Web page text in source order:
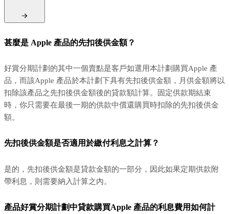
甚麼是 Apple 產品的先扣後供金額？
好賞分期計劃的其中一個賣點是客戶如選用本計劃購買Apple 產
品，而該Apple 產品於本計劃下具有先扣後供金額，月供金額將以
扣除該產品之先扣後供金額後的貸款額計算。固定供款期結束
時，你只需要在最後一期的供款中償還購買時扣除的先扣後供金
額。
先扣後供金額是否適用於繳付利息之計算？
是的，先扣後供金額是貸款金額的一部分，因此如果定期供款附
帶利息，則需要納入計算之內。
產品好賞分期計劃中貸款購買Apple 產品的利息費用如何計